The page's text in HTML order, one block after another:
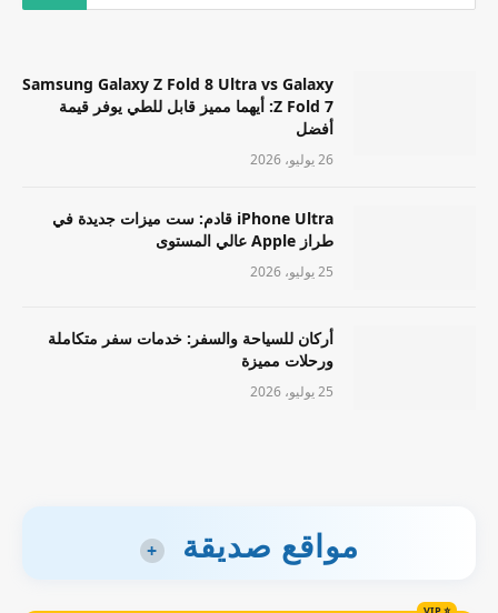
Samsung Galaxy Z Fold 8 Ultra vs Galaxy
Z Fold 7: أيهما مميز قابل للطي يوفر قيمة
أفضل
26 يوليو، 2026
iPhone Ultra قادم: ست ميزات جديدة في
طراز Apple عالي المستوى
25 يوليو، 2026
أركان للسياحة والسفر: خدمات سفر متكاملة
ورحلات مميزة
25 يوليو، 2026
مواقع صديقة +